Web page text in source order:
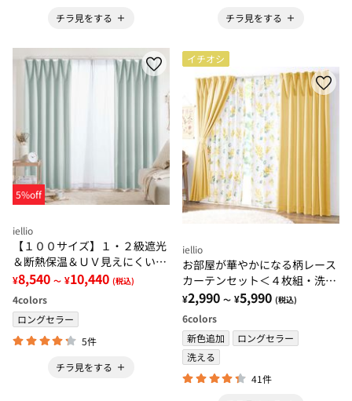
チラ見をする
チラ見をする
5%off
iellio
【１００サイズ】１・２級遮光
＆断熱保温＆ＵＶ見えにくいレ
ース付カーテンセット＜イージ
ーオーダー・無地・新生活・グ
レー＞
¥8,540 ～ ¥10,440 (税込)
4colors
ロングセラー
5件
チラ見をする
イチオシ
iellio
お部屋が華やかになる柄レース
カーテンセット＜４枚組・洗え
る・３級遮光・新生活・一人暮
らし・引っ越し・模様替え＞
¥2,990 ～ ¥5,990 (税込)
6colors
新色追加
ロングセラー
洗える
41件